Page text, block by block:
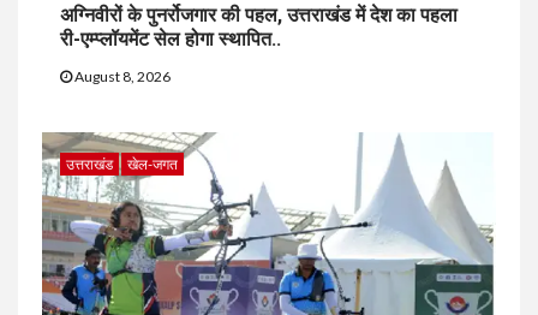
अग्निवीरों के पुनर्रोजगार की पहल, उत्तराखंड में देश का पहला
री-एम्प्लॉयमेंट सेल होगा स्थापित..
August 8, 2026
उत्तराखंड खेल-जगत